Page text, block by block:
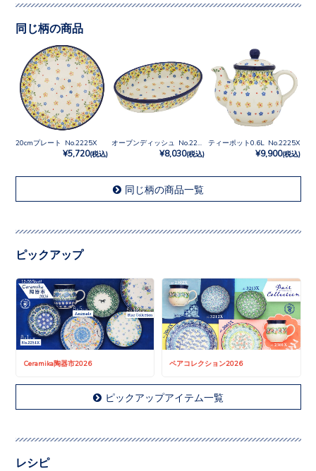
同じ柄の商品
20cmプレート No.2225X
¥5,720(税込) ¥8,030(税込)
ティーポット0.6L No.2225X
¥9,900(税込)
同じ柄の商品一覧
ピックアップ
Ceramika陶器市2026 ペアコレクション2026
ピックアップアイテム一覧
レシピ